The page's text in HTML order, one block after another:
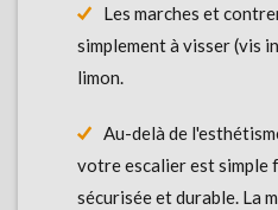
Les marches et
simplement à visser (vis
limon.
Au-delà de
votre escalier est simple
sécurisée et durable. La